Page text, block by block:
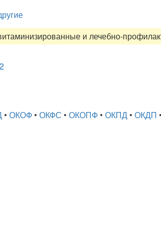
и лечебно-
• ОКОФ• ОКФС • ОКОПФ• ОКПД• ОКДП •